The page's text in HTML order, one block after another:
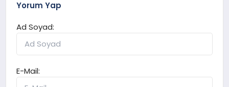
Yorum Yap
Ad Soyad:
E-Mail: